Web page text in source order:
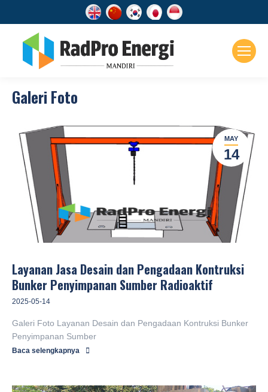
Galeri Foto
MAY
14
Layanan Jasa Desain dan Pengadaan Kontruksi
Bunker Penyimpanan Sumber Radioaktif
2025-05-14
Galeri Foto Layanan Desain dan Pengadaan Kontruksi Bunker
Penyimpanan Sumber
Baca selengkapnya